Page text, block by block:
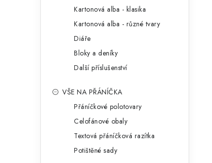
Kartonová alba - klasika
Kartonová alba - různé tvary
Diáře
Bloky a deníky
Další příslušenství
VŠE NA PŘÁNÍČKA
Přáníčkové polotovary
Celofánové obaly
Textová přáníčková razítka
Potištěné sady